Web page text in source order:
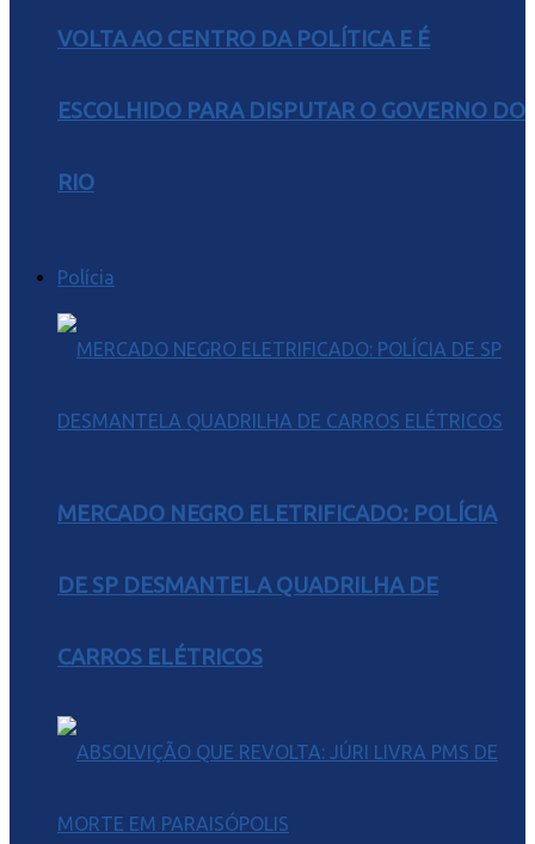
VOLTA AO CENTRO DA POLÍTICA E É
ESCOLHIDO PARA DISPUTAR O GOVERNO DO
RIO
Polícia
MERCADO NEGRO ELETRIFICADO: POLÍCIA
DE SP DESMANTELA QUADRILHA DE
CARROS ELÉTRICOS